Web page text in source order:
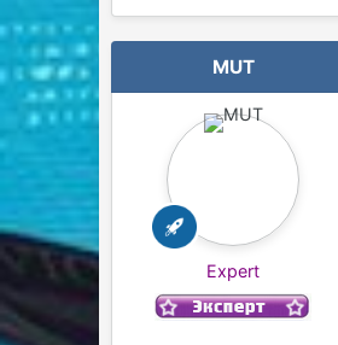
MUT
Expert